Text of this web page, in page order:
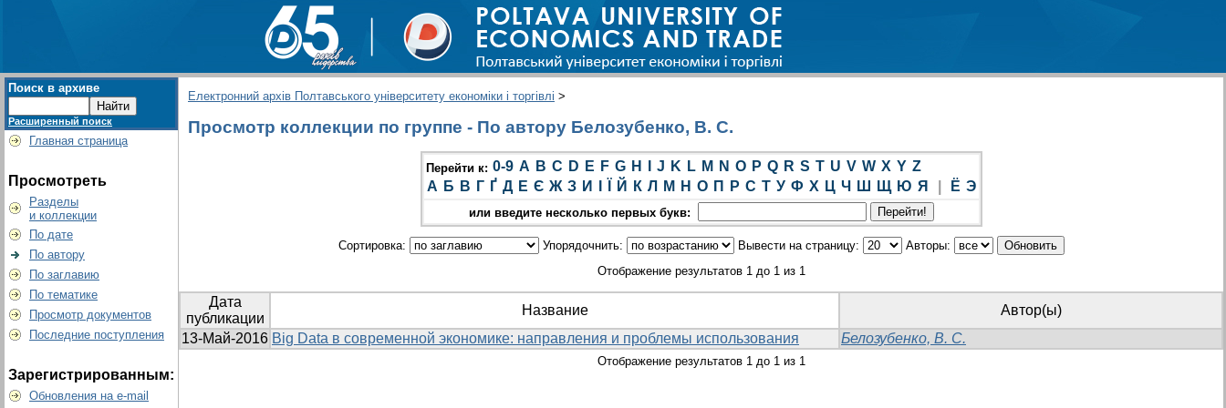
Поиск в архиве
Расширенный поиск
Главная страница
Просмотреть
Разделы
и коллекции
По дате
По автору
По заглавию
По тематике
Просмотр документов
Последние поступления
Зарегистрированным:
Обновления на e-mail
Електронний архів Полтавського університету економіки і торгівлі >
Просмотр коллекции по группе - По автору Белозубенко, В. С.
Перейти к: 0-9 A B C D E F G H J K L M N O P Q R S T U V W X Y Z
А Б В Г Ґ Д Е Є Ж З И Й К Л М Н О П Р С Т У Ф Х Ц Ч Ш Щ Ю Я Ё Э
или введите несколько первых букв:
Сортировка: Упорядочнить: Вывести на страницу:
Авторы:
Отображение результатов 1 до 1 из 1
Дата
публикации
Название
Автор(ы)
13-Май-2016 Big Data в современной экономике: направления и проблемы использования Белозубенко, В. С.
Отображение результатов 1 до 1 из 1